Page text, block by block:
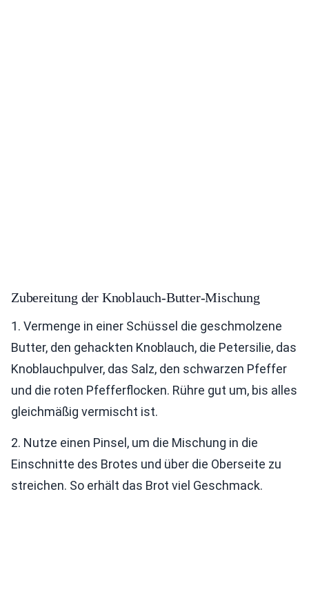
Zubereitung der Knoblauch-Butter-Mischung
1. Vermenge in einer Schüssel die geschmolzene
Butter, den gehackten Knoblauch, die Petersilie, das
Knoblauchpulver, das Salz, den schwarzen Pfeffer
und die roten Pfefferflocken. Rühre gut um, bis alles
gleichmäßig vermischt ist.
2. Nutze einen Pinsel, um die Mischung in die
Einschnitte des Brotes und über die Oberseite zu
streichen. So erhält das Brot viel Geschmack.